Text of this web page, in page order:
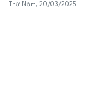
Thứ Năm, 20/03/2025